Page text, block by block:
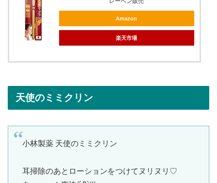
Amazon
楽天市場
天使のミミクリン
小林製薬 天使のミミクリン
耳掃除のあとローションをつけてヌリヌリ♡